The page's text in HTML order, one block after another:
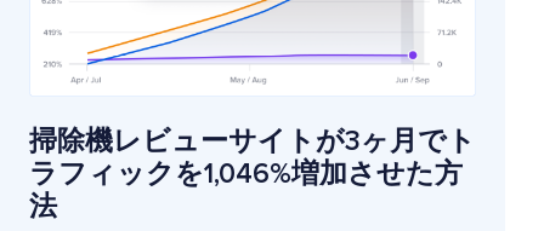
掃除機レビューサイトが3ヶ月でト
ラフィックを1,046%増加させた方
法